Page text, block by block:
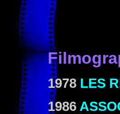
1978 LES
1986